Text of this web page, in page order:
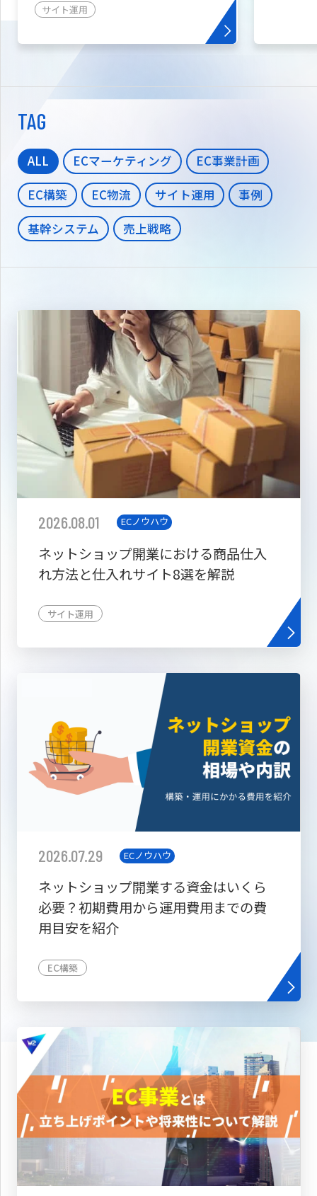
サイト運用
TAG
ALL ECマーケティング
EC事業計画
EC構築
EC物流 サイト運用
事例
基幹システム
売上戦略
2026.08.01 ECノウハウ
ネットショップ開業における商品仕入
れ方法と仕入れサイト8選を解説
サイト運用
2026.07.29 ECノウハウ
ネットショップ開業する資金はいくら
必要？初期費用から運用費用までの費
用目安を紹介
EC構築